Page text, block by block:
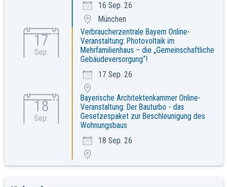
16 Sep. 26
München
17
Sep.
Verbraucherzentrale Bayern Online-
Veranstaltung: Photovoltaik im
Mehrfamilienhaus – die „Gemeinschaftliche
Gebäudeversorgung“!
17 Sep. 26
18
Sep.
Bayerische Architektenkammer Online-
Veranstaltung: Der Bauturbo - das
Gesetzespaket zur Beschleunigung des
Wohnungsbaus
18 Sep. 26